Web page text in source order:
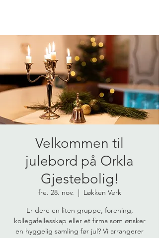
Velkommen til
julebord på Orkla
Gjestebolig!
fre. 28. nov.
  |
Løkken Verk
Er dere en liten gruppe, forening,
kollegafellesskap eller et firma som ønsker
en hyggelig samling før jul? Vi arrangerer